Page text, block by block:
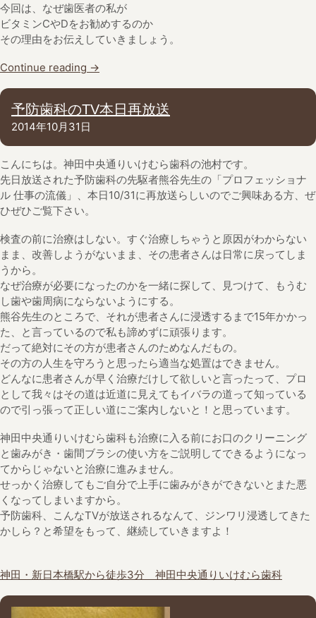
今回は、なぜ歯医者の私が
ビタミンCやDをお勧めするのか
その理由をお伝えしていきましょう。
Continue reading →
予防歯科のTV本日再放送
2014年10月31日
こんにちは。神田中央通りいけむら歯科の池村です。
先日放送された予防歯科の先駆者熊谷先生の「プロフェッショナ
ル 仕事の流儀」、本日10/31に再放送らしいのでご興味ある方、ぜ
ひぜひご覧下さい。
検査の前に治療はしない。すぐ治療しちゃうと原因がわからない
まま、改善しようがないまま、その患者さんは日常に戻ってしま
うから。
なぜ治療が必要になったのかを一緒に探して、見つけて、もうむ
し歯や歯周病にならないようにする。
熊谷先生のところで、それが患者さんに浸透するまで15年かかっ
た、と言っているので私も諦めずに頑張ります。
だって絶対にその方が患者さんのためなんだもの。
その方の人生を守ろうと思ったら適当な処置はできません。
どんなに患者さんが早く治療だけして欲しいと言ったって、プロ
として我々はその道は近道に見えてもイバラの道って知っている
ので引っ張って正しい道にご案内しないと！と思っています。
神田中央通りいけむら歯科も治療に入る前にお口のクリーニング
と歯みがき・歯間ブラシの使い方をご説明してできるようになっ
てからじゃないと治療に進みません。
せっかく治療してもご自分で上手に歯みがきができないとまた悪
くなってしまいますから。
予防歯科、こんなTVが放送されるなんて、ジンワリ浸透してきた
かしら？と希望をもって、継続していきますよ！
神田・新日本橋駅から徒歩3分 神田中央通りいけむら歯科